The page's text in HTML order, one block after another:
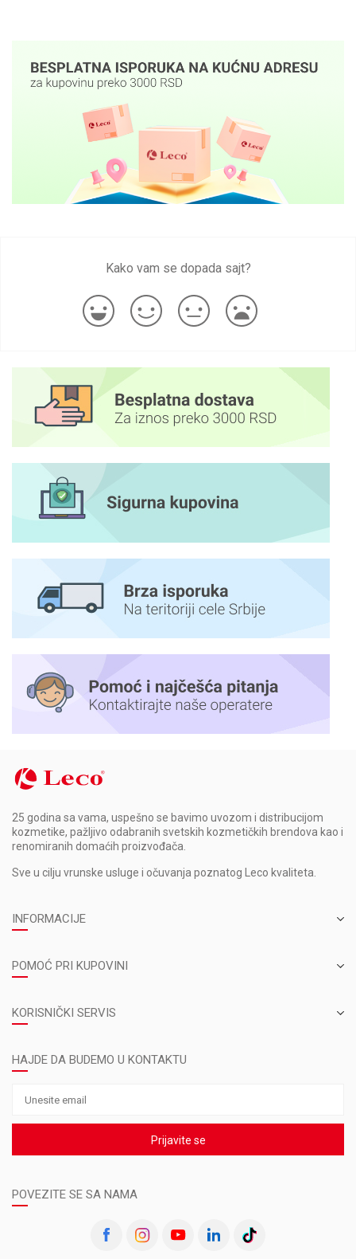
Kako vam se dopada sajt?
25 godina sa vama, uspešno se bavimo uvozom i distribucijom
kozmetike, pažljivo odabranih svetskih kozmetičkih brendova kao i
renomiranih domaćih proizvođača.
Sve u cilju vrunske usluge i očuvanja poznatog Leco kvaliteta.
INFORMACIJE
POMOĆ PRI KUPOVINI
KORISNIČKI SERVIS
HAJDE DA BUDEMO U KONTAKTU
Prijavite se
POVEZITE SE SA NAMA